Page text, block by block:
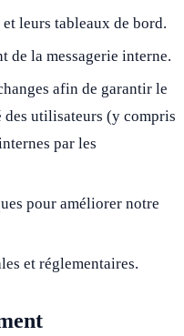
leurs tableaux de bord.
de la messagerie interne.
afin de garantir le
des utilisateurs (y compris
par les
pour améliorer notre
et réglementaires.